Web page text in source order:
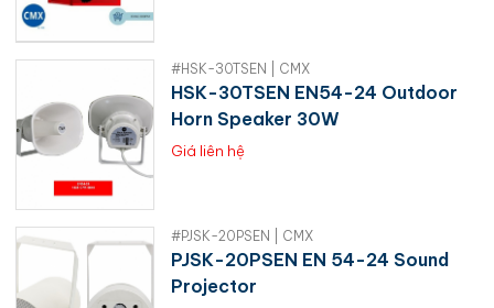
#HSK-30TSEN | CMX
HSK-30TSEN EN54-24 Outdoor
Horn Speaker 30W
Giá liên hệ
#PJSK-20PSEN | CMX
PJSK-20PSEN EN 54-24 Sound
Projector